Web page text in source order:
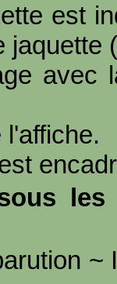
est
jaquette (
avec
~